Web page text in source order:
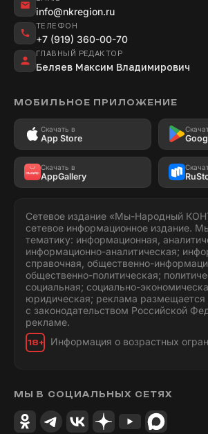
info@nkregion.ru
ТЕЛЕФОН
+7 (919) 360-00-70
ГЛАВНЫЙ РЕДАКТОР
Беляев Максим Владимирович
МОБИЛЬНОЕ ПРИЛОЖЕНИЕ
Скачать в
App Store
Скачать в
AppGallery
Сетевое издание «Мы-Народный
сетевое информационное издание.
тематику: информационная,
информационно-аналитическая;
справочная, общественно-
общественно-политическая;
социальная; социально-
юридическая; реклама размещается
с законодательством Российской
рекламе.
18+ Информация о возрастных
МЫ В СОЦИАЛЬНЫХ СЕТЯХ